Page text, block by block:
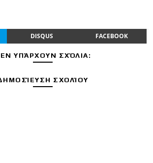
DISQUS FACEBOOK
ΥΠΆΡΧΟΥΝ ΣΧΌΛΙΑ:
ΣΧΟΛΊΟΥ